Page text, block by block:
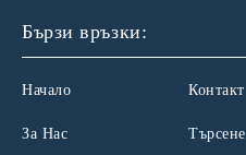
Бързи връзки:
Начало
За Нас
Контакт
Търсене